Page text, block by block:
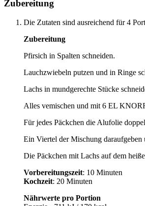
Zubereitung
Die Zutaten sind ausreichend für 4
Zubereitung
Pfirsich in Spalten schneiden.
Lauchzwiebeln putzen und in Ringe
Lachs in mundgerechte Stücke
Alles vemischen und mit 6 EL
Für jedes Päckchen die Alufolie
Ein Viertel der Mischung
Die Päckchen mit Lachs auf dem
Vorbereitungszeit: 10 Minuten
Kochzeit: 20 Minuten
Nährwerte pro Portion